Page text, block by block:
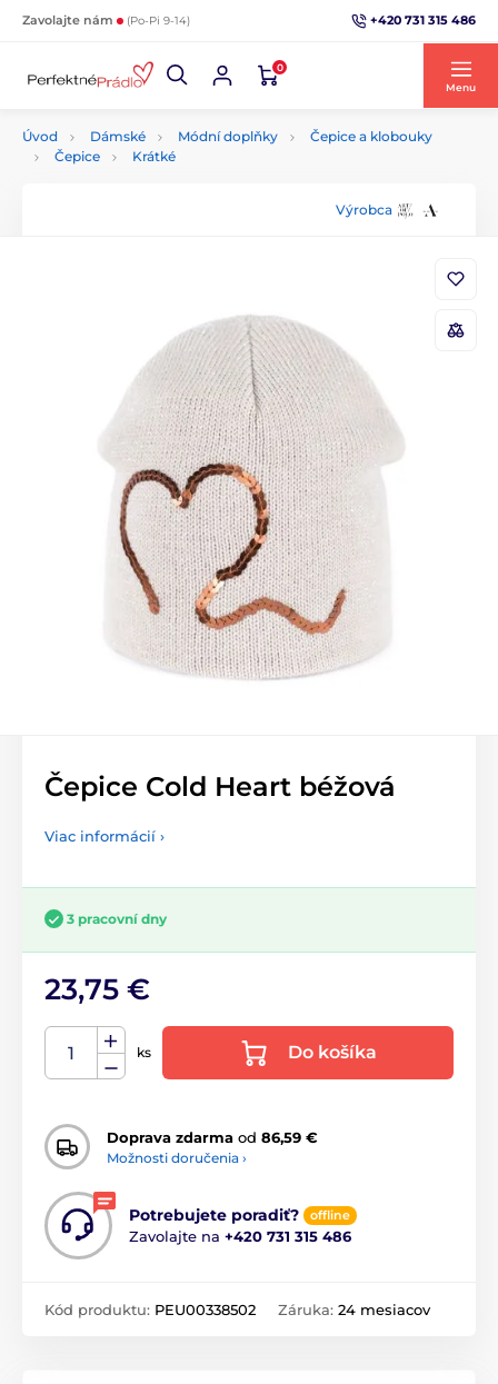
Zavolajte nám (Po-Pi 9-14) +420 731 315 486
0
Menu
Úvod Dámské Módní doplňky
Čepice a klobouky
Čepice
Krátké
Výrobca
Čepice Cold Heart béžová
Viac informácií ›
3 pracovní dny
23,75 €
ks Do košíka
Doprava zdarma od 86,59 €
Možnosti doručenia ›
Potrebujete poradiť? offline
Zavolajte na +420 731 315 486
Kód produktu: PEU00338502 Záruka: 24 mesiacov